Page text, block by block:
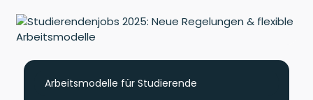
Arbeitsmodelle für Studierende